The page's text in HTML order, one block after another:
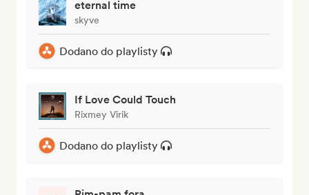
eternal time
skyve
Dodano do playlisty
If Love Could Touch
Rixmey Virik
Dodano do playlisty